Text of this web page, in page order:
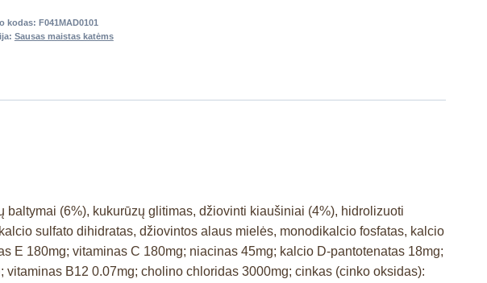
kodas: F041MAD0101
Sausas maistas katėms
(6%), kukurūzų glitimas, džiovinti kiaušiniai (4%), hidrolizuoti
sulfato dihidratas, džiovintos alaus mielės, monodikalcio fosfatas, kalcio
E 180mg; vitaminas C 180mg; niacinas 45mg; kalcio D-pantotenatas 18mg;
B12 0.07mg; cholino chloridas 3000mg; cinkas (cinko oksidas):